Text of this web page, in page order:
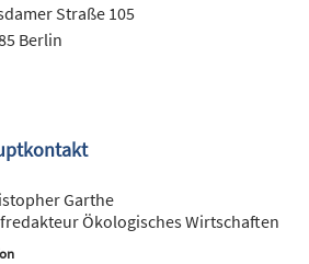
Straße 105
Berlin
Garthe
Ökologisches Wirtschaften